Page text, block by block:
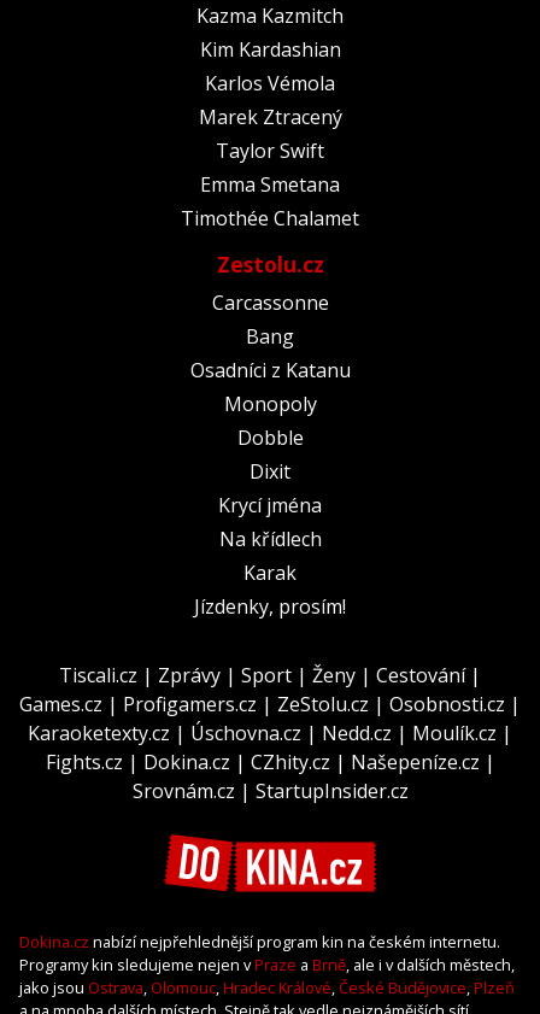
Kazma Kazmitch
Kim Kardashian
Karlos Vémola
Marek Ztracený
Taylor Swift
Emma Smetana
Timothée Chalamet
Zestolu.cz
Carcassonne
Bang
Osadníci z Katanu
Monopoly
Dobble
Dixit
Krycí jména
Na křídlech
Karak
Jízdenky, prosím!
Tiscali.cz | Zprávy | Sport | Ženy | Cestování|
Games.cz | Profigamers.cz | ZeStolu.cz | Osobnosti.cz |
Karaoketexty.cz | Úschovna.cz | Nedd.cz | Moulík.cz |
Fights.cz | Dokina.cz | CZhity.cz | Našepeníze.cz |
Srovnám.cz | StartupInsider.cz
Dokina.cz nabízí nejpřehlednější program kin na českém internetu.
Programy kin sledujeme nejen vPraze a Brně, ale i v dalších městech,
jako jsou Ostrava, Olomouc,Hradec Králové,České Budějovice,Plzeň